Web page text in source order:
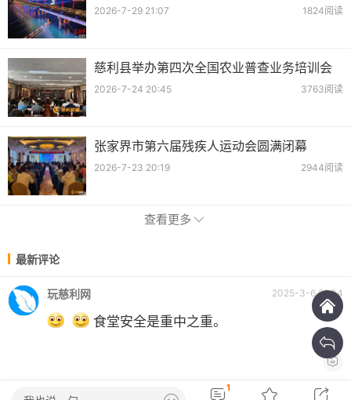
2026-7-29 21:07 1824阅读
慈利县举办第四次全国农业普查业务培训会
2026-7-24 20:45 3763阅读
张家界市第六届残疾人运动会圆满闭幕
2026-7-23 20:19 2944阅读
查看更多
最新评论
玩慈利网 2025-3-6 21:04
食堂安全是重中之重。
1